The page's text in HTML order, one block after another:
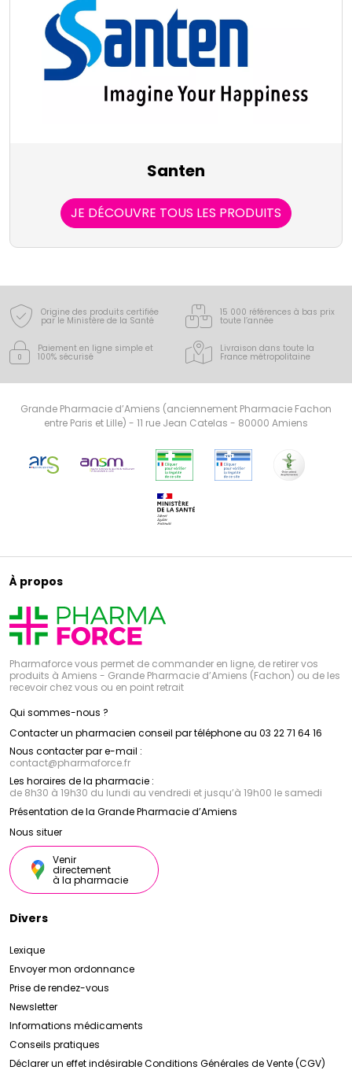
Santen
JE DÉCOUVRE TOUS LES PRODUITS
Origine des produits certifiée
par le Ministère de la Santé
15 000 références à bas prix
toute l’année
Paiement en ligne simple et
100% sécurisé
Livraison dans toute la
France métropolitaine
Grande Pharmacie d’Amiens (anciennement Pharmacie Fachon
entre Paris et Lille) - 11 rue Jean Catelas - 80000 Amiens
À propos
Pharmaforce vous permet de commander en ligne, de retirer vos
produits à Amiens - Grande Pharmacie d’Amiens (Fachon) ou de les
recevoir chez vous ou en point retrait
Qui sommes-nous ?
Contacter un pharmacien conseil par téléphone au 03 22 71 64 16
Nous contacter par e-mail :
contact@pharmaforce.fr
Les horaires de la pharmacie :
de 8h30 à 19h30 du lundi au vendredi et jusqu’à 19h00 le samedi
Présentation de la Grande Pharmacie d’Amiens
Nous situer
Venir
directement
à la pharmacie
Divers
Lexique
Envoyer mon ordonnance
Prise de rendez-vous
Newsletter
Informations médicaments
Conseils pratiques
Déclarer un effet indésirableConditions Générales de Vente (CGV)